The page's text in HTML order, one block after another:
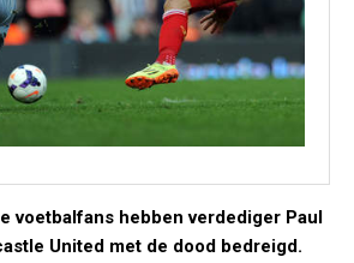
voetbalfans hebben verdediger Paul
United met de dood bedreigd.